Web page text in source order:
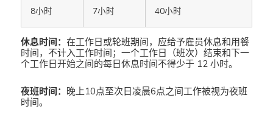
8小时 7小时 40小时
休息时间： 在工作日或轮班期间，应给予雇员休息和用餐
时间，不计入工作时间；一个工作日（班次）结束和下一
个工作日开始之间的每日休息时间不得少于 12 小时。
夜班时间： 晚上10点至次日凌晨6点之间工作被视为夜班
时间。